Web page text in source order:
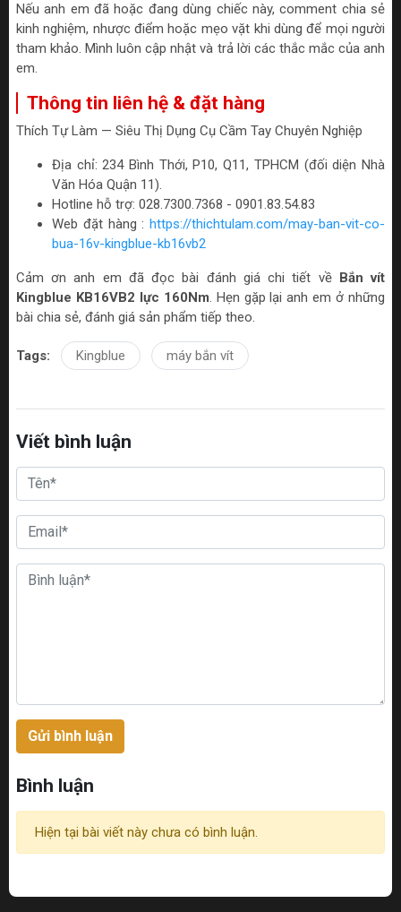
Nếu anh em đã hoặc đang dùng chiếc này, comment chia sẻ
kinh nghiệm, nhược điểm hoặc mẹo vặt khi dùng để mọi người
tham khảo. Mình luôn cập nhật và trả lời các thắc mắc của anh
em.
Thông tin liên hệ & đặt hàng
Thích Tự Làm — Siêu Thị Dụng Cụ Cầm Tay Chuyên Nghiệp
Địa chỉ: 234 Bình Thới, P10, Q11, TPHCM (đối diện Nhà
Văn Hóa Quận 11).
Hotline hỗ trợ: 028.7300.7368 - 0901.83.54.83
Web đặt hàng : https://thichtulam.com/may-ban-vit-co-
bua-16v-kingblue-kb16vb2
Cảm ơn anh em đã đọc bài đánh giá chi tiết về Bắn vít
Kingblue KB16VB2 lực 160Nm. Hẹn gặp lại anh em ở những
bài chia sẻ, đánh giá sản phẩm tiếp theo.
Tags: Kingblue máy bắn vít
Viết bình luận
Gửi bình luận
Bình luận
Hiện tại bài viết này chưa có bình luận.